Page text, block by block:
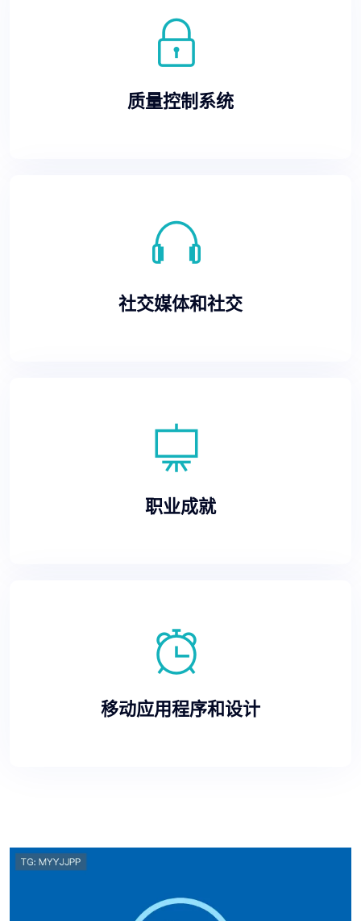
质量控制系统
社交媒体和社交
职业成就
移动应用程序和设计